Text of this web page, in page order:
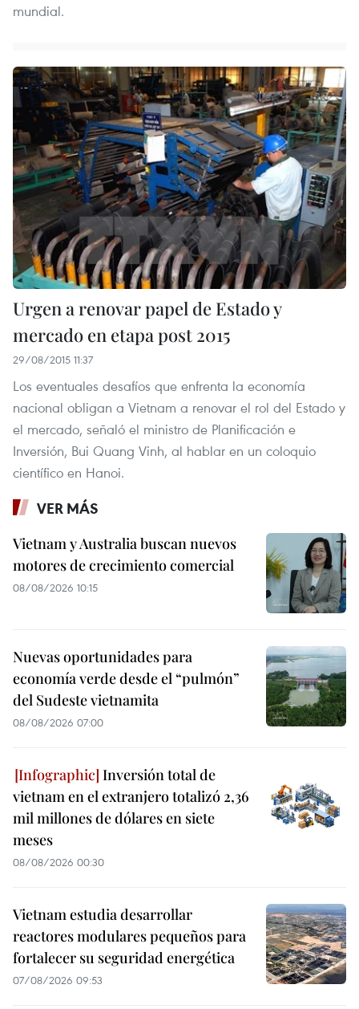
mundial.
Urgen a renovar papel de Estado y
mercado en etapa post 2015
29/08/2015 11:37
Los eventuales desafíos que enfrenta la economía
nacional obligan a Vietnam a renovar el rol del Estado y
el mercado, señaló el ministro de Planificación e
Inversión, Bui Quang Vinh, al hablar en un coloquio
científico en Hanoi.
VER MÁS
Vietnam y Australia buscan nuevos
motores de crecimiento comercial
08/08/2026 10:15
Nuevas oportunidades para
economía verde desde el “pulmón”
del Sudeste vietnamita
08/08/2026 07:00
Inversión total de
vietnam en el extranjero totalizó 2,36
mil millones de dólares en siete
meses
08/08/2026 00:30
Vietnam estudia desarrollar
reactores modulares pequeños para
fortalecer su seguridad energética
07/08/2026 09:53